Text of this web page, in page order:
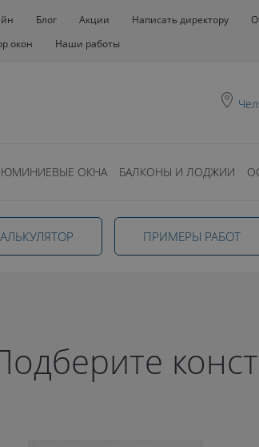
Блог Акции Написать директору
окон Наши работы
ОКНА БАЛКОНЫ И ЛОДЖИИ
Панорамное
ПРИМЕРЫ РАБОТ